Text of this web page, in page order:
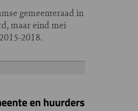
gemeenteraad in
maar eind mei
2018.
en huurders